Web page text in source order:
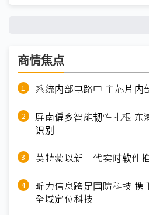
商情焦点
系统内部电路中 主芯片内
屏南偏乡智能韧性扎根 东
识别
英特蒙以新一代实时软件
昕力信息跨足国防科技
全域定位科技